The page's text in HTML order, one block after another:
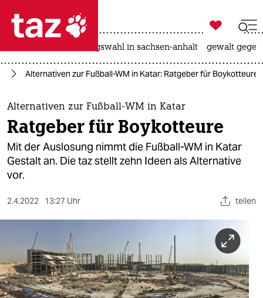
 taz zahl ich
taz zahl ich
themen
politik
öko
sport
berlin
nord

taz zahl ich
landtagswahl in sachsen-anhalt gewalt
Alternativen zur Fußball-WM in Katar: Ratgeber für Boykotteure
Alternativen zur Fußball-WM in Katar
Ratgeber für Boykotteure
Mit der Auslosung nimmt die Fußball-WM in Katar
Gestalt an. Die taz stellt zehn Ideen als Alternative
vor.
2.4.2022 13:27 Uhr teilen